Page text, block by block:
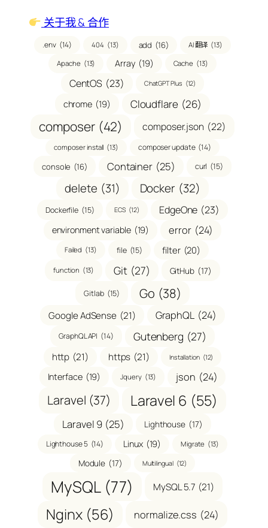
关于我 & 合作
.env (14) 404 (13) add (16) AI 翻译 (13)
Apache (13) Array (19) Cache (13)
CentOS (23) ChatGPT Plus (12)
chrome (19) Cloudflare (26)
composer (42) composer.json (22)
composer install (13) composer update (14)
console (16) Container (25) curl (15)
delete (31) Docker (32)
Dockerfile (15) ECS (12) EdgeOne (23)
environment variable (19) error (24)
Failed (13) file (15) filter (20)
function (13) Git (27) GitHub (17)
Gitlab (15) Go (38)
Google AdSense (21) GraphQL (24)
GraphQL API (14) Gutenberg (27)
http (21) https (21) Installation (12)
Interface (19) Jquery (13) json (24)
Laravel (37) Laravel 6 (55)
Laravel 9 (25) Lighthouse (17)
Lighthouse 5 (14) Linux (19) Migrate (13)
Module (17) Multilingual (12)
MySQL (77) MySQL 5.7 (21)
Nginx (56) normalize.css (24)